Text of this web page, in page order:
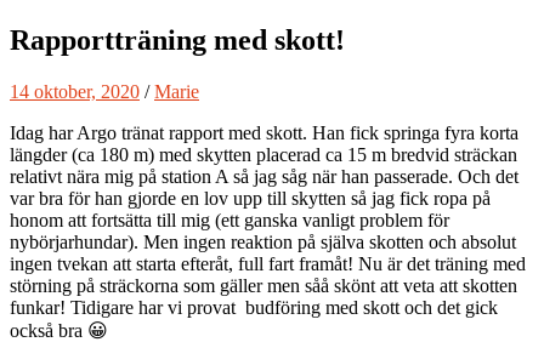
Rapportträning med skott!
14 oktober, 2020 /Marie
Idag har Argo tränat rapport med skott. Han fick springa fyra korta
längder (ca 180 m) med skytten placerad ca 15 m bredvid sträckan
relativt nära mig på station A så jag såg när han passerade. Och det
var bra för han gjorde en lov upp till skytten så jag fick ropa på
honom att fortsätta till mig (ett ganska vanligt problem för
nybörjarhundar). Men ingen reaktion på själva skotten och absolut
ingen tvekan att starta efteråt, full fart framåt! Nu är det träning med
störning på sträckorna som gäller men såå skönt att veta att skotten
funkar! Tidigare har vi provat budföring med skott och det gick
också bra 😀